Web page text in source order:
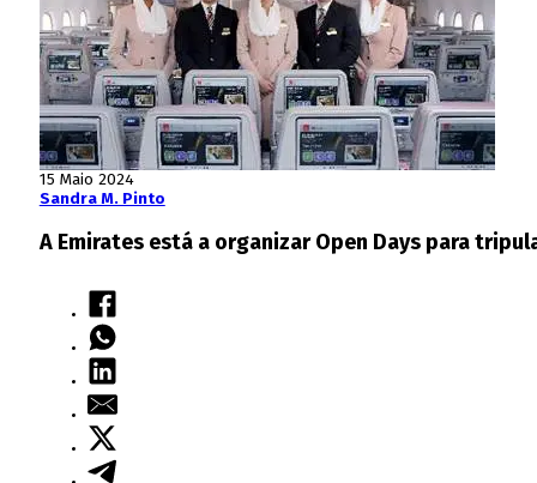
15 Maio 2024
Sandra M. Pinto
A Emirates está a organizar Open Days para